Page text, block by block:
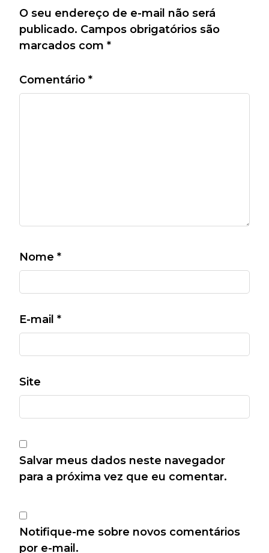
O seu endereço de e-mail não será
publicado. Campos obrigatórios são
marcados com *
Comentário *
Nome *
E-mail *
Site
Salvar meus dados neste navegador
para a próxima vez que eu comentar.
Notifique-me sobre novos comentários
por e-mail.